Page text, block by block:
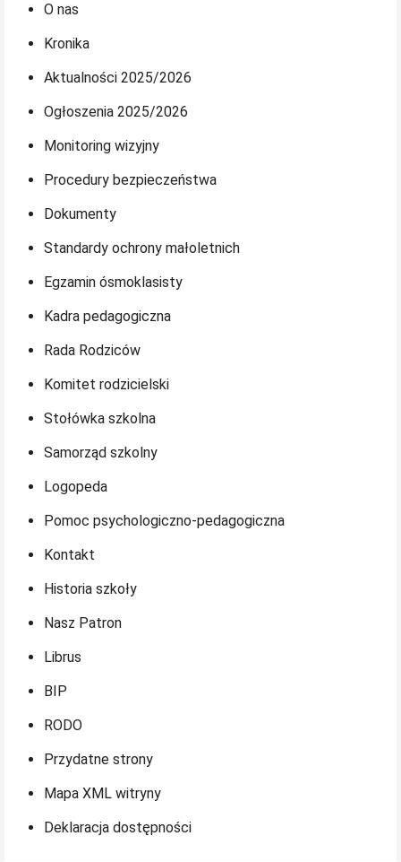
O nas
Kronika
Aktualności 2025/2026
Ogłoszenia 2025/2026
Monitoring wizyjny
Procedury bezpieczeństwa
Dokumenty
Standardy ochrony małoletnich
Egzamin ósmoklasisty
Kadra pedagogiczna
Rada Rodziców
Komitet rodzicielski
Stołówka szkolna
Samorząd szkolny
Logopeda
Pomoc psychologiczno-pedagogiczna
Kontakt
Historia szkoły
Nasz Patron
Librus
BIP
RODO
Przydatne strony
Mapa XML witryny
Deklaracja dostępności